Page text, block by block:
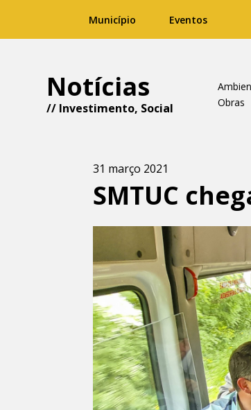
Município Eventos
Notícias
// Investimento, Social
Obras
31 março 2021
SMTUC